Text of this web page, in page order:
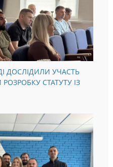
ДОСЛІДИЛИ УЧАСТЬ
СТАТУТУ ІЗ